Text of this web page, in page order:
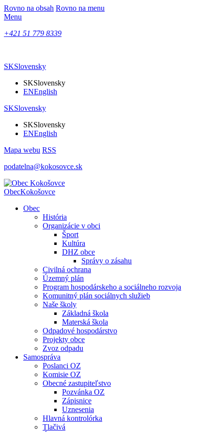
Rovno na obsah Rovno na menu
Menu
+421 51 779 8339
SKSlovensky
SKSlovensky
ENEnglish
SKSlovensky
SKSlovensky
ENEnglish
Mapa webu RSS
podatelna@kokosovce.sk
ObecKokošovce
Obec
História
Organizácie v obci
Šport
Kultúra
DHZ obce
Správy o zásahu
Civilná ochrana
Územný plán
Program hospodárskeho a sociálneho rozvoja
Komunitný plán sociálnych služieb
Naše školy
Základná škola
Materská škola
Odpadové hospodárstvo
Projekty obce
Zvoz odpadu
Samospráva
Poslanci OZ
Komisie OZ
Obecné zastupiteľstvo
Pozvánka OZ
Zápisnice
Uznesenia
Hlavná kontrolórka
Tlačivá